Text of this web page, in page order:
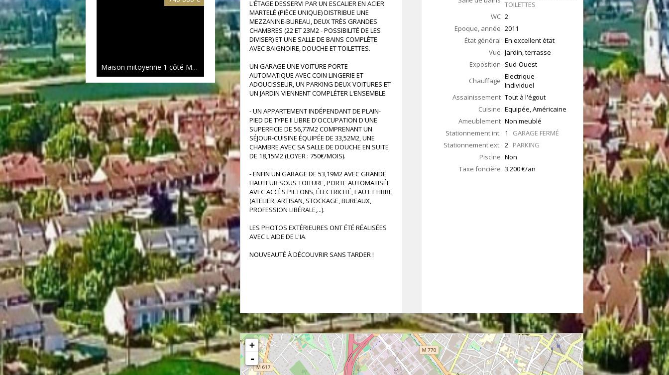
Maison mitoyenne 1 côté Mouvaux 149.60 m²
Coup de cœur 820 000 €
Maison mitoyenne 1 côté Mouvaux 217 m²
L'ÉTAGE DESSERVI PAR UN ESCALIER EN ACIER
MARTELÉ (PIÈCE UNIQUE) DISTRIBUE UNE
MEZZANINE-BUREAU, DEUX TRÈS GRANDES
CHAMBRES (22 ET 23M2 - POSSIBILITÉ DE LES
DIVISER) ET UNE SALLE DE BAINS COMPLÈTE
AVEC BAIGNOIRE, DOUCHE ET TOILETTES.
UN GARAGE UNE VOITURE PORTE
AUTOMATIQUE AVEC COIN LINGERIE ET
ADOUCISSEUR, UN PARKING DEUX VOITURES ET
UN JARDIN VIENNENT COMPLÉTER L'ENSEMBLE.
- UN APPARTEMENT INDÉPENDANT DE PLAIN-
PIED DE TYPE II LIBRE D'OCCUPATION D'UNE
SUPERFICIE DE 56,77M2 COMPRENANT UN
SÉJOUR-CUISINE ÉQUIPÉE DE 33,52M2, UNE
CHAMBRE AVEC SA SALLE DE DOUCHE EN SUITE
DE 18,15M2 (LOYER : 750€/MOIS).
- ENFIN UN GARAGE DE 53,19M2 AVEC GRANDE
HAUTEUR SOUS TOITURE, PORTE AUTOMATISÉE
AVEC ACCÈS PIETONS, ÉLECTRICITÉ, EAU ET FIBRE
(ATELIER, ARTISAN, STOCKAGE, BUREAUX,
PROFESSION LIBÉRALE,...).
LES PHOTOS EXTÉRIEURES ONT ÉTÉ RÉALISÉES
AVEC L'AIDE DE L'IA.
NOUVEAUTÉ À DÉCOUVRIR SANS TARDER !
TOILETTES
WC 2
Epoque, année 2011
État général En excellent état
Vue Jardin, terrasse
Exposition Sud-Ouest
Chauffage Electrique
Individuel
Assainissement Tout à l'égout
Cuisine Equipée, Américaine
Ameublement Non meublé
Stationnement int. 1 GARAGE FERMÉ
Stationnement ext. 2 PARKING
Piscine Non
Taxe foncière 3 200 €/an
+
-